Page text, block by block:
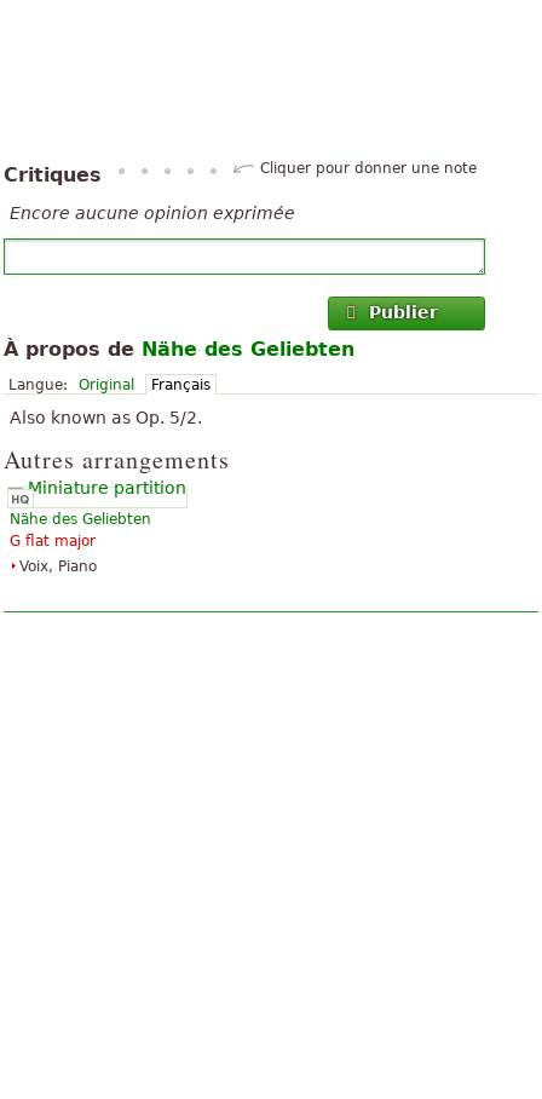
Critiques Cliquer pour donner une note
Encore aucune opinion exprimée
Publier
À propos de Nähe des Geliebten
Langue: Original Français
Also known as Op. 5/2.
Autres arrangements
Nähe des Geliebten
G flat major
Voix, Piano